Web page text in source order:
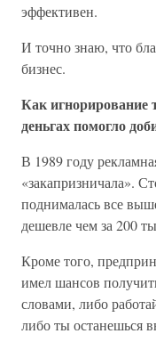
эффективен.
И точно знаю, что
бизнес.
Как игнорирование
деньгах помогло
В 1989 году
«закапризничала».
поднималась все
дешевле чем за 200
Кроме того,
имел шансов
словами, либо
либо ты останешься